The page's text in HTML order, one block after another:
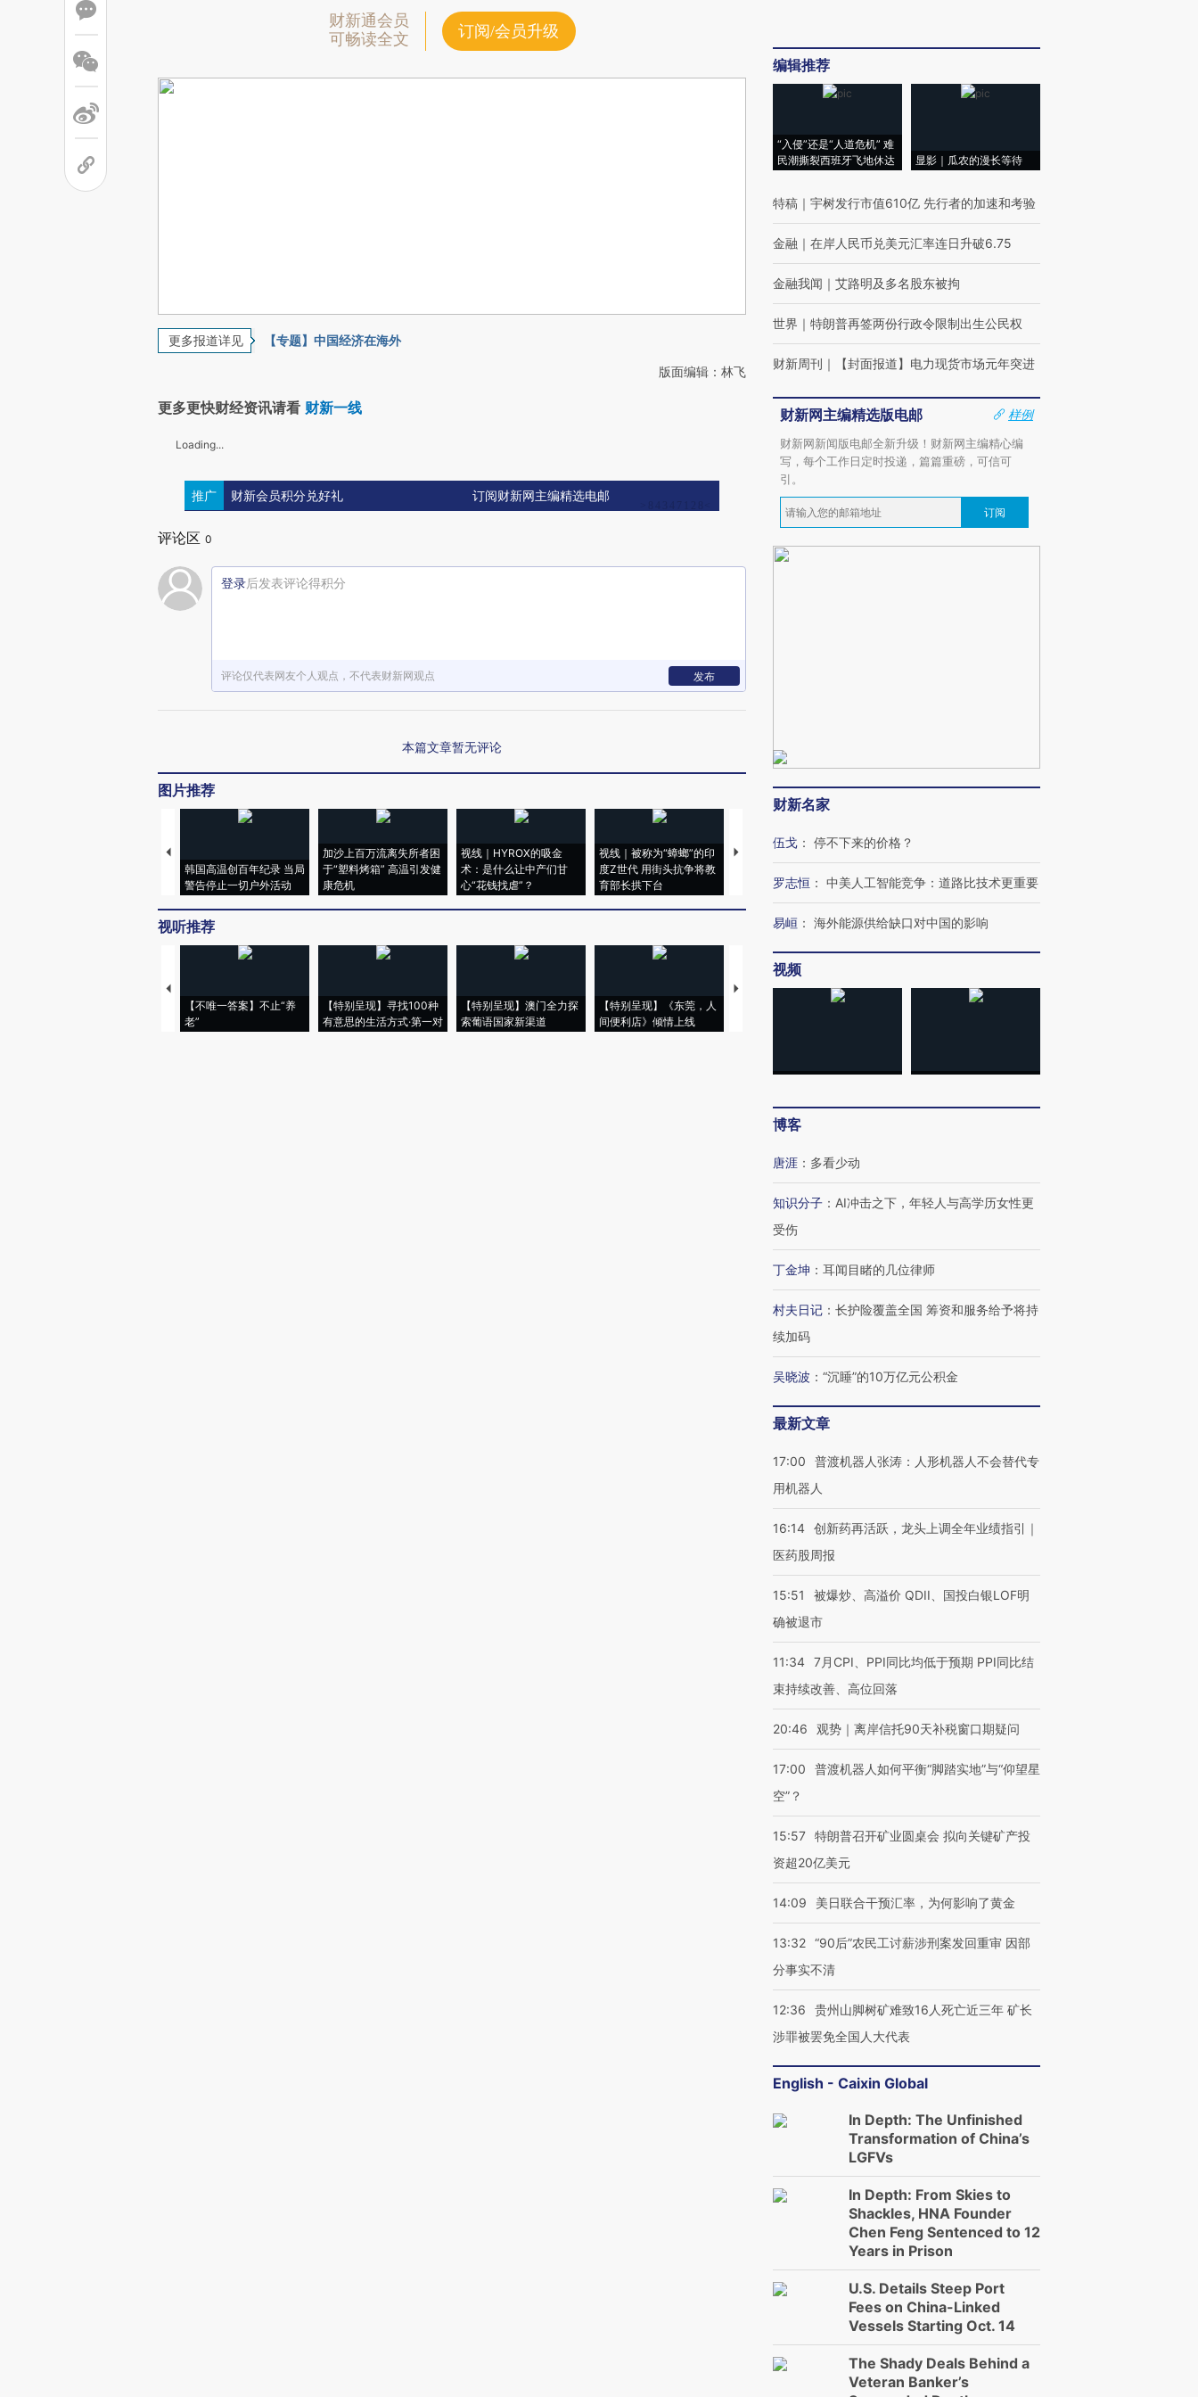
财新通会员
可畅读全文
订阅/会员升级
更多报道详见 【专题】中国经济在海外
版面编辑：林飞
更多更快财经资讯请看 财新一线
Loading...
推广 财新会员积分兑好礼 订阅财新网主编精选电邮
评论区 0
登录后发表评论得积分
评论仅代表网友个人观点，不代表财新网观点 发布
本篇文章暂无评论
图片推荐
韩国高温创百年纪录 当局
警告停止一切户外活动
加沙上百万流离失所者困
于“塑料烤箱” 高温引发健
康危机
视线｜HYROX的吸金
术：是什么让中产们甘
心“花钱找虐”？
视线｜被称为“蟑螂”的印
度Z世代 用街头抗争将教
育部长拱下台
视线｜“入侵”还是“人道危
飞地休达
湖北宜昌局部短时降雨
4000人
米
视听推荐
【不唯一答案】不止“养
老”
【特别呈现】寻找100种
有意思的生活方式·第一对
【特别呈现】澳门全力探
索葡语国家新渠道
【特别呈现】《东莞，人
间便利店》倾情上线
【推广】走进第四届链博
会，让数智科技“链”接产
【特别呈现】寻找100种
【商旅对话】华住集团
编辑推荐
“入侵”还是“人道危机” 难
民潮撕裂西班牙飞地休达
显影｜瓜农的漫长等待
特稿 ｜ 宇树发行市值610亿 先行者的加速和考验
金融 ｜ 在岸人民币兑美元汇率连日升破6.75
金融我闻 ｜ 艾路明及多名股东被拘
世界 ｜ 特朗普再签两份行政令限制出生公民权
财新周刊 ｜ 【封面报道】电力现货市场元年突进
财新网主编精选版电邮
样例
财新网新闻版电邮全新升级！财新网主编精心编
写，每个工作日定时投递，篇篇重磅，可信可
引。
订阅
财新名家
伍戈 ： 停不下来的价格？
罗志恒 ： 中美人工智能竞争：道路比技术更重要
易峘 ： 海外能源供给缺口对中国的影响
视频
博客
唐涯 ： 多看少动
知识分子 ： AI冲击之下，年轻人与高学历女性更
受伤
丁金坤 ： 耳闻目睹的几位律师
村夫日记 ： 长护险覆盖全国 筹资和服务给予将持
续加码
吴晓波 ： “沉睡”的10万亿元公积金
最新文章
17:00
普渡机器人张涛：人形机器人不会替代专
用机器人
16:14 创新药再活跃，龙头上调全年业绩指引｜
医药股周报
15:51
被爆炒、高溢价 QDII、国投白银LOF明
确被退市
11:34 7月CPI、PPI同比均低于预期 PPI同比结
束持续改善、高位回落
20:46 观势｜离岸信托90天补税窗口期疑问
17:00
普渡机器人如何平衡“脚踏实地”与“仰望星
空”？
15:57 特朗普召开矿业圆桌会 拟向关键矿产投
资超20亿美元
14:09 美日联合干预汇率，为何影响了黄金
13:32 “90后”农民工讨薪涉刑案发回重审 因部
分事实不清
12:36
贵州山脚树矿难致16人死亡近三年 矿长
涉罪被罢免全国人大代表
English - Caixin Global
In Depth: The Unfinished
Transformation of China’s
LGFVs
In Depth: From Skies to
Shackles, HNA Founder
Chen Feng Sentenced to 12
Years in Prison
U.S. Details Steep Port
Fees on China-Linked
Vessels Starting Oct. 14
The Shady Deals Behind a
Veteran Banker’s